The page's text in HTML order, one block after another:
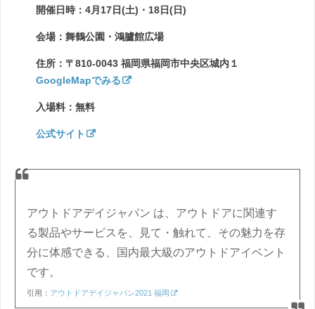
開催日時：4月17日(土)・18日(日)
会場：舞鶴公園・鴻臚館広場
住所：〒810-0043 福岡県福岡市中央区城内１
GoogleMapでみる
入場料：無料
公式サイト
アウトドアデイジャパン は、アウトドアに関連す
る製品やサービスを、見て・触れて、その魅力を存
分に体感できる、国内最大級のアウトドアイベント
です。
引用： アウトドアデイジャパン2021 福岡